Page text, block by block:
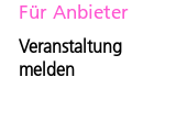
Für Anbieter
Veranstaltung
melden